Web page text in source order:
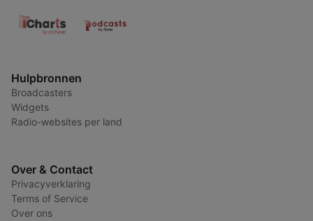
Hulpbronnen
Broadcasters
Widgets
Radio-websites per land
Over & Contact
Privacyverklaring
Terms of Service
Over ons